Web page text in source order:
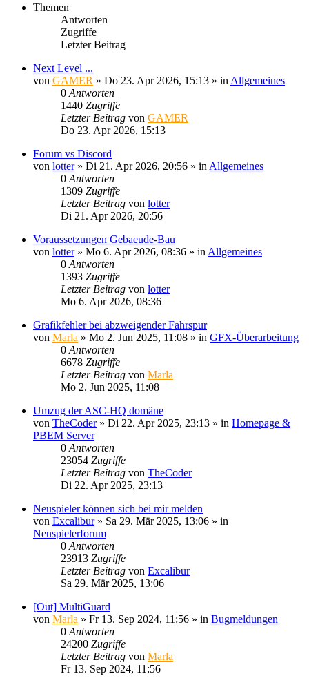
Themen
Antworten
Zugriffe
Letzter Beitrag
Next Level ...
von GAMER » Do 23. Apr 2026, 15:13 » in Allgemeines
0 Antworten
1440 Zugriffe
Letzter Beitrag von GAMER
Do 23. Apr 2026, 15:13
Forum vs Discord
von lotter» Di 21. Apr 2026, 20:56 » in Allgemeines
0 Antworten
1309 Zugriffe
Letzter Beitrag von lotter
Di 21. Apr 2026, 20:56
Voraussetzungen Gebaeude-Bau
von lotter» Mo 6. Apr 2026, 08:36 » in Allgemeines
0 Antworten
1393 Zugriffe
Letzter Beitrag von lotter
Mo 6. Apr 2026, 08:36
Grafikfehler bei abzweigender Fahrspur
von Marla » Mo 2. Jun 2025, 11:08 » in GFX-Überarbeitung
0 Antworten
6678 Zugriffe
Letzter Beitrag von Marla
Mo 2. Jun 2025, 11:08
Umzug der ASC-HQ domäne
von TheCoder» Di 22. Apr 2025, 23:13 » in Homepage &
PBEM Server
0 Antworten
23054 Zugriffe
Letzter Beitrag von TheCoder
Di 22. Apr 2025, 23:13
Neuspieler können sich bei mir melden
von Excalibur» Sa 29. Mär 2025, 13:06 » in
Neuspielerforum
0 Antworten
23913 Zugriffe
Letzter Beitrag von Excalibur
Sa 29. Mär 2025, 13:06
[Out] MultiGuard
von Marla » Fr 13. Sep 2024, 11:56 » in Bugmeldungen
0 Antworten
24200 Zugriffe
Letzter Beitrag von Marla
Fr 13. Sep 2024, 11:56